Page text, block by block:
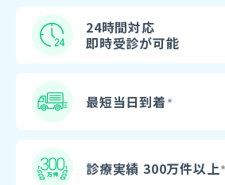
24時間対応
即時受診が可能
最短当日到着
診療実績 300万件以上